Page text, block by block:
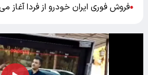
●فروش فوری ایران خودرو از فردا